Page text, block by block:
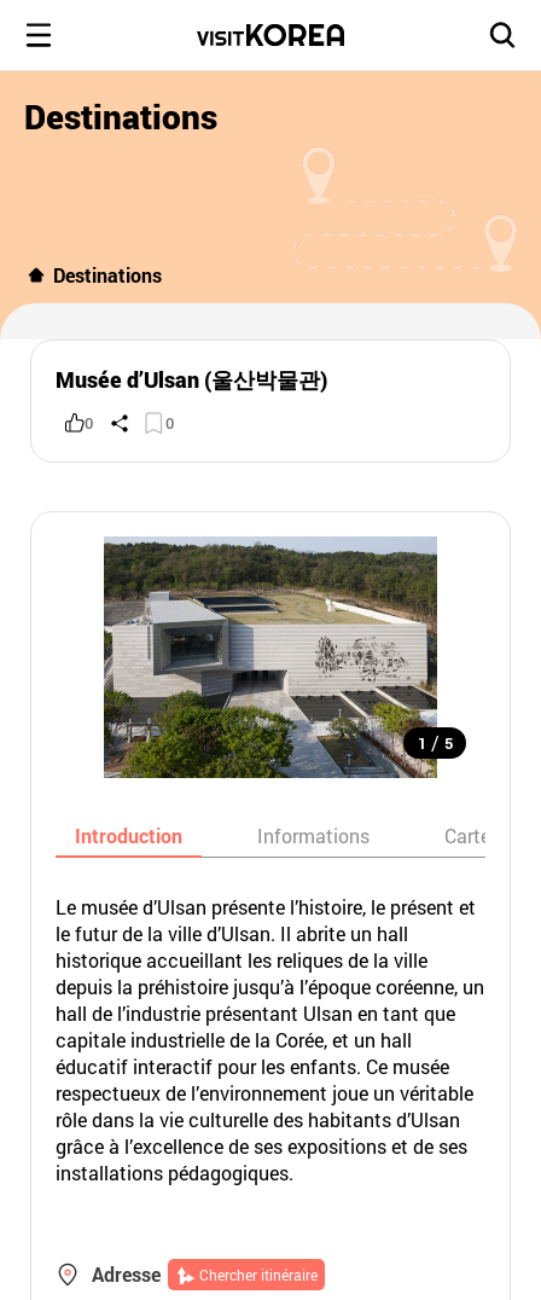
Destinations
Destinations
Musée d’Ulsan (울산박물관)
0 0
1 / 5
Introduction Informations Carte
Le musée d’Ulsan présente l’histoire, le présent et
le futur de la ville d’Ulsan. Il abrite un hall
historique accueillant les reliques de la ville
depuis la préhistoire jusqu’à l’époque coréenne, un
hall de l’industrie présentant Ulsan en tant que
capitale industrielle de la Corée, et un hall
éducatif interactif pour les enfants. Ce musée
respectueux de l’environnement joue un véritable
rôle dans la vie culturelle des habitants d’Ulsan
grâce à l’excellence de ses expositions et de ses
installations pédagogiques.
Adresse Chercher itinéraire